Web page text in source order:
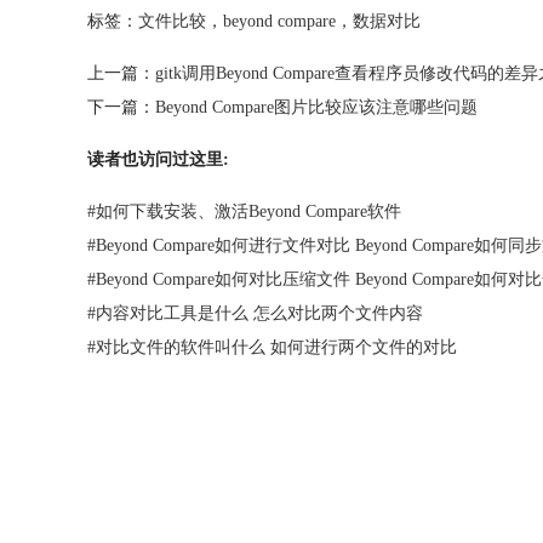
标签： 文件比较 ， beyond compare ， 数据对比
上一篇： gitk调用Beyond Compare查看程序员修改代码的差异
下一篇： Beyond Compare图片比较应该注意哪些问题
读者也访问过这里:
#如何下载安装、激活Beyond Compare软件
#Beyond Compare如何进行文件对比 Beyond Compare如何同
#Beyond Compare如何对比压缩文件 Beyond Compare如何对
#内容对比工具是什么 怎么对比两个文件内容
#对比文件的软件叫什么 如何进行两个文件的对比